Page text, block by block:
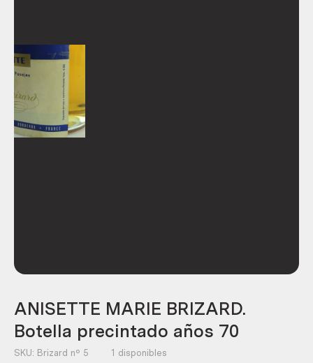
ANISETTE MARIE BRIZARD.
Botella precintado años 70
SKU: Brizard nº 5 1 disponibles